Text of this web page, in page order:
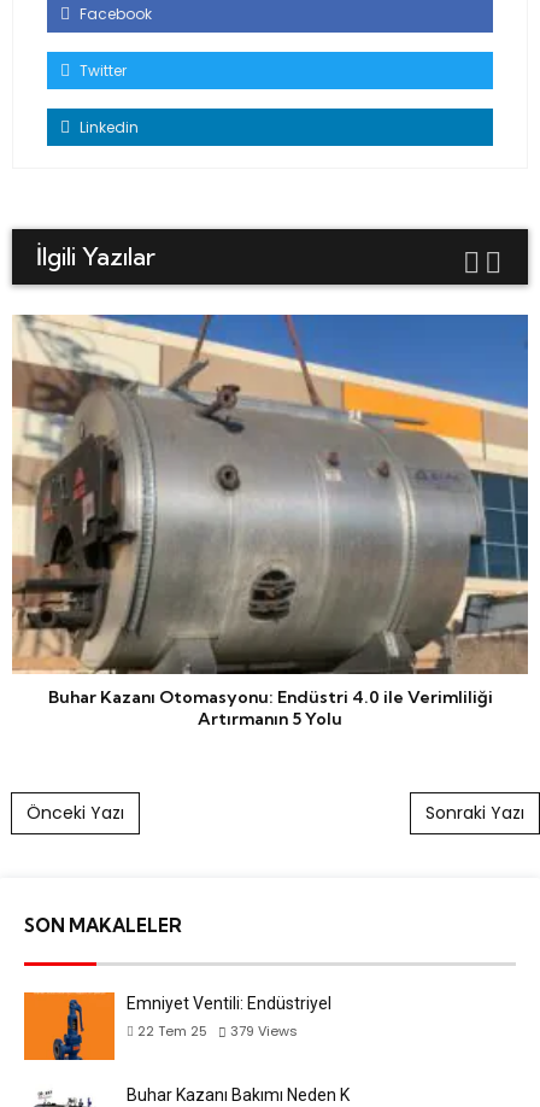
Facebook
Twitter
Linkedin
İlgili Yazılar
Buhar Kazanı Otomasyonu: Endüstri 4.0 ile Verimliliği
Artırmanın 5 Yolu
Post navigation
Önceki Yazı Sonraki Yazı
SON MAKALELER
Emniyet Ventili: Endüstriyel
22 Tem 25
379 Views
Buhar Kazanı Bakımı Neden K